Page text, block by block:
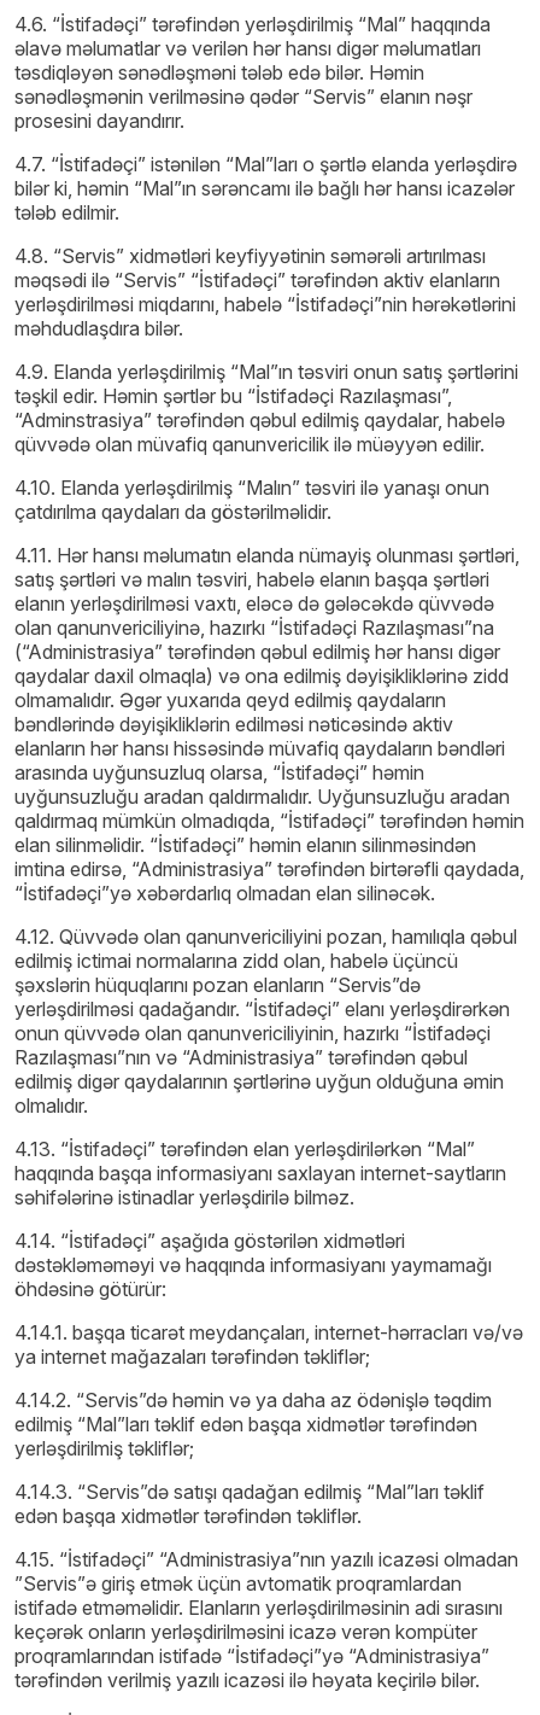
4.6. “İstifadəçi” tərəfindən yerləşdirilmiş “Mal” haqqında
əlavə məlumatlar və verilən hər hansı digər məlumatları
təsdiqləyən sənədləşməni tələb edə bilər. Həmin
sənədləşmənin verilməsinə qədər “Servis” elanın nəşr
prosesini dayandırır.
4.7. “İstifadəçi” istənilən “Mal”ları o şərtlə elanda yerləşdirə
bilər ki, həmin “Mal”ın sərəncamı ilə bağlı hər hansı icazələr
tələb edilmir.
4.8. “Servis” xidmətləri keyfiyyətinin səmərəli artırılması
məqsədi ilə “Servis” “İstifadəçi” tərəfindən aktiv elanların
yerləşdirilməsi miqdarını, habelə “İstifadəçi”nin hərəkətlərini
məhdudlaşdıra bilər.
4.9. Elanda yerləşdirilmiş “Mal”ın təsviri onun satış şərtlərini
təşkil edir. Həmin şərtlər bu “İstifadəçi Razılaşması”,
“Adminstrasiya” tərəfindən qəbul edilmiş qaydalar, habelə
qüvvədə olan müvafiq qanunvericilik ilə müəyyən edilir.
4.10. Elanda yerləşdirilmiş “Malın” təsviri ilə yanaşı onun
çatdırılma qaydaları da göstərilməlidir.
4.11. Hər hansı məlumatın elanda nümayiş olunması şərtləri,
satış şərtləri və malın təsviri, habelə elanın başqa şərtləri
elanın yerləşdirilməsi vaxtı, eləcə də gələcəkdə qüvvədə
olan qanunvericiliyinə, hazırkı “İstifadəçi Razılaşması”na
(“Administrasiya” tərəfindən qəbul edilmiş hər hansı digər
qaydalar daxil olmaqla) və ona edilmiş dəyişikliklərinə zidd
olmamalıdır. Əgər yuxarıda qeyd edilmiş qaydaların
bəndlərində dəyişikliklərin edilməsi nəticəsində aktiv
elanların hər hansı hissəsində müvafiq qaydaların bəndləri
arasında uyğunsuzluq olarsa, “İstifadəçi” həmin
uyğunsuzluğu aradan qaldırmalıdır. Uyğunsuzluğu aradan
qaldırmaq mümkün olmadıqda, “İstifadəçi” tərəfindən həmin
elan silinməlidir. “İstifadəçi” həmin elanın silinməsindən
imtina edirsə, “Administrasiya” tərəfindən birtərəfli qaydada,
“İstifadəçi”yə xəbərdarlıq olmadan elan silinəcək.
4.12. Qüvvədə olan qanunvericiliyini pozan, hamılıqla qəbul
edilmiş ictimai normalarına zidd olan, habelə üçüncü
şəxslərin hüquqlarını pozan elanların “Servis”də
yerləşdirilməsi qadağandır. “İstifadəçi” elanı yerləşdirərkən
onun qüvvədə olan qanunvericiliyinin, hazırkı “İstifadəçi
Razılaşması”nın və “Administrasiya” tərəfindən qəbul
edilmiş digər qaydalarının şərtlərinə uyğun olduğuna əmin
olmalıdır.
4.13. “İstifadəçi” tərəfindən elan yerləşdirilərkən “Mal”
haqqında başqa informasiyanı saxlayan internet-saytların
səhifələrinə istinadlar yerləşdirilə bilməz.
4.14. “İstifadəçi” aşağıda göstərilən xidmətləri
dəstəkləməməyi və haqqında informasiyanı yaymamağı
öhdəsinə götürür:
4.14.1. başqa ticarət meydançaları, internet-hərracları və/və
ya internet mağazaları tərəfindən təkliflər;
4.14.2. “Servis”də həmin və ya daha az ödənişlə təqdim
edilmiş “Mal”ları təklif edən başqa xidmətlər tərəfindən
yerləşdirilmiş təkliflər;
4.14.3. “Servis”də satışı qadağan edilmiş “Mal”ları təklif
edən başqa xidmətlər tərəfindən təkliflər.
4.15. “İstifadəçi” “Administrasiya”nın yazılı icazəsi olmadan
”Servis”ə giriş etmək üçün avtomatik proqramlardan
istifadə etməməlidir. Elanların yerləşdirilməsinin adi sırasını
keçərək onların yerləşdirilməsini icazə verən kompüter
proqramlarından istifadə “İstifadəçi”yə “Administrasiya”
tərəfindən verilmiş yazılı icazəsi ilə həyata keçirilə bilər.